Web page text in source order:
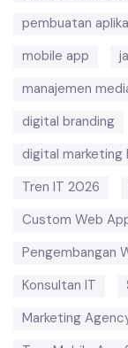
pembuatan
mobile app
manajemen
digital branding
digital marketing
Tren IT 2026
Custom Web
Pengembangan
Konsultan IT
Marketing